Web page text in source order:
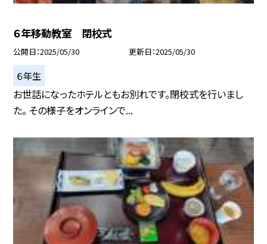
６年移動教室 閉校式
公開日 2025/05/30 更新日 2025/05/30
６年生
お世話になったホテルともお別れです。閉校式を行いまし
た。 その様子をオンラインで...